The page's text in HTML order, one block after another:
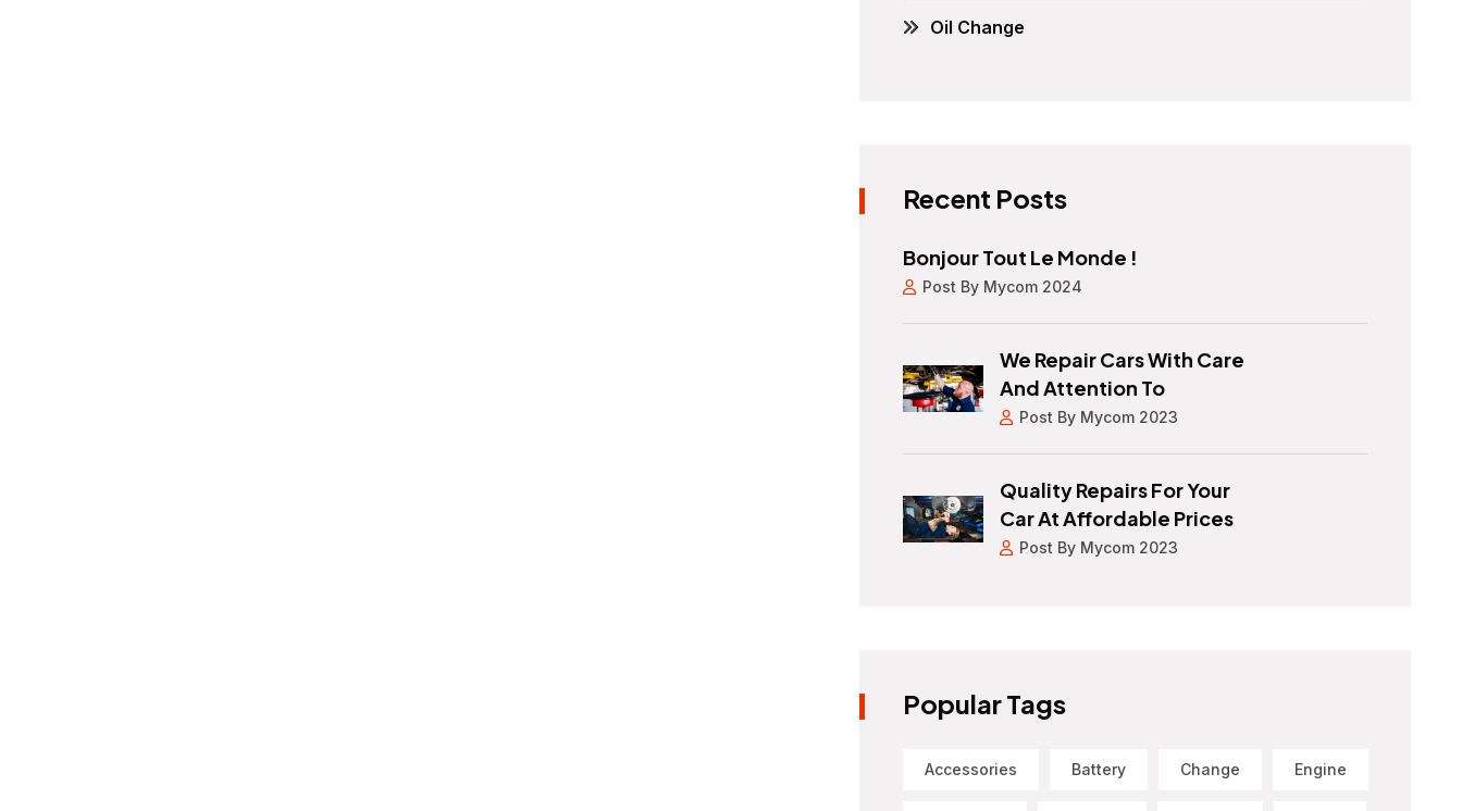
Oil Change
Recent Posts
Bonjour Tout Le Monde !
Post By Mycom 2024
We Repair Cars With Care
And Attention To
Post By Mycom 2023
Quality Repairs For Your
Car At Affordable Prices
Post By Mycom 2023
Popular Tags
Accessories Battery Change Engine